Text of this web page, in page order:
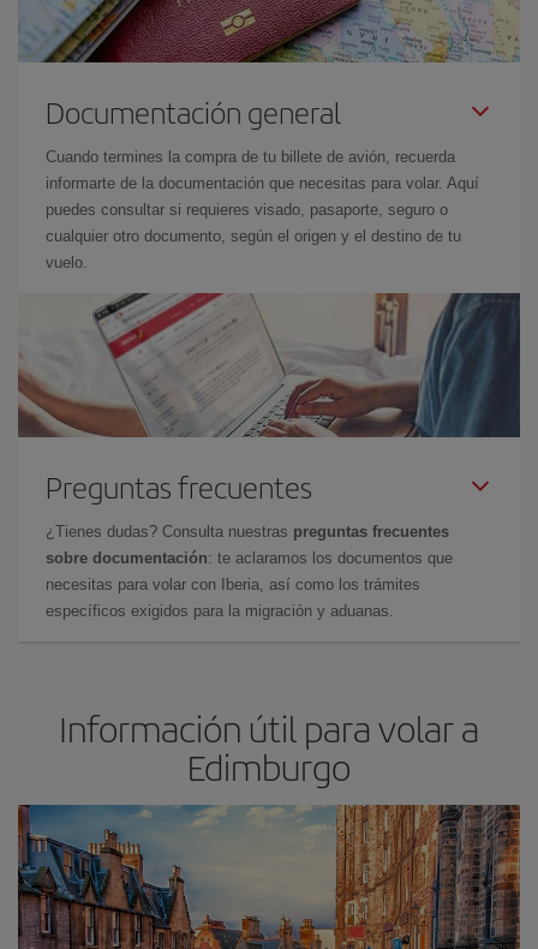
Documentación general
Cuando termines la compra de tu billete de avión, recuerda
informarte de la documentación que necesitas para volar. Aquí
puedes consultar si requieres visado, pasaporte, seguro o
cualquier otro documento, según el origen y el destino de tu
vuelo.
Preguntas frecuentes
¿Tienes dudas? Consulta nuestras preguntas frecuentes
sobre documentación: te aclaramos los documentos que
necesitas para volar con Iberia, así como los trámites
específicos exigidos para la migración y aduanas.
Información útil para volar a
Edimburgo